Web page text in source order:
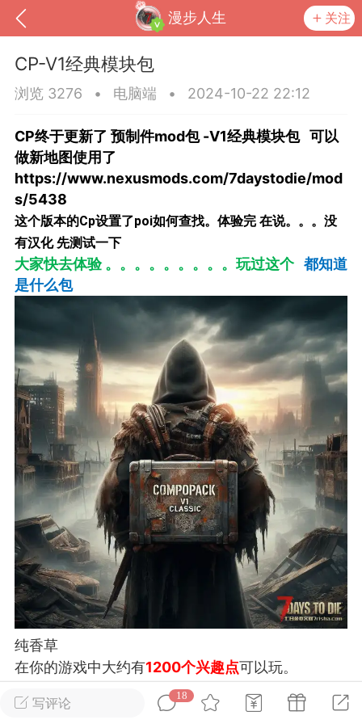
漫步人生 关注
我的钱包 道具 排行榜
MOD下载 攻略教程 联机招募
大人
Lv.8
02-10 15:45
电脑端 其他&工具
卖挂
禁止发布联机可用的作弊模组，
单机辅助引流私下售卖服务器外挂！
作弊模组的发布规范近期收到一些信息
作弊模组在联机服务器使用,为了维护游
环境，中文网特此发布以下声明，规范
模组的发布行为：1. *...
汉
72
大人
Lv.8
写评论
18
CP-V1经典模块包
浏览 3276 • 电脑端 • 2024-10-22 22:12
CP终于更新了 预制件mod包 -V1经典模块包 可以
做新地图使用了
https://www.nexusmods.com/7daystodie/mod
s/5438
这个版本的Cp设置了poi如何查找。体验完 在说。。。没
有汉化 先测试一下
大家快去体验 。。。。。。。。。玩过这个 都知道
是什么包
纯香草
在你的游戏中大约有1200个兴趣点可以玩。
还没有自定义交易商